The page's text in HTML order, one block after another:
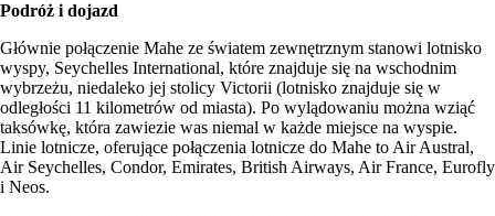
Podróż i dojazd
Głównie połączenie Mahe ze światem zewnętrznym stanowi lotnisko
wyspy, Seychelles International, które znajduje się na wschodnim
wybrzeżu, niedaleko jej stolicy Victorii (lotnisko znajduje się w
odległości 11 kilometrów od miasta). Po wylądowaniu można wziąć
taksówkę, która zawiezie was niemal w każde miejsce na wyspie.
Linie lotnicze, oferujące połączenia lotnicze do Mahe to Air Austral,
Air Seychelles, Condor, Emirates, British Airways, Air France, Eurofly
i Neos.